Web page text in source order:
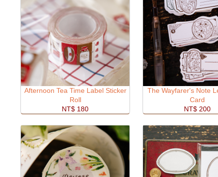
Afternoon Tea Time Label Sticker
Roll
NT$ 180
The Wayfarer's Note
Card
NT$ 200